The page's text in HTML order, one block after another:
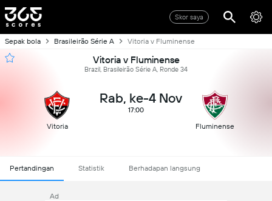
Skor saya
Sepak bola Brasileirão Série A Vitoria v Fluminense
Vitoria v Fluminense
Brazil, Brasileirão Série A, Ronde 34
Vitoria
Rab, ke-4 Nov
17:00
Fluminense
Pertandingan Statistik Berhadapan langsung
Ad